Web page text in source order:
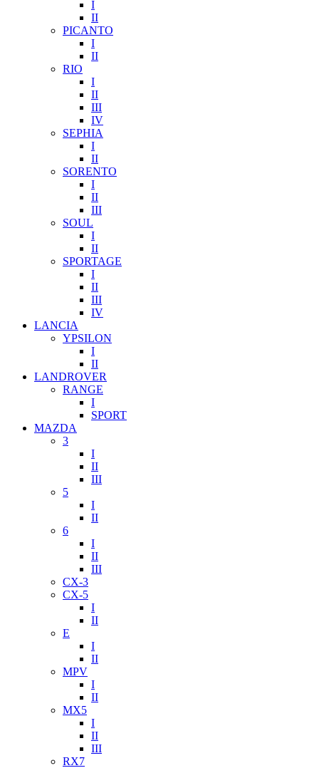
I
II
PICANTO
I
II
RIO
I
II
III
IV
SEPHIA
I
II
SORENTO
I
II
III
SOUL
I
II
SPORTAGE
I
II
III
IV
LANCIA
YPSILON
I
II
LANDROVER
RANGE
I
SPORT
MAZDA
3
I
II
III
5
I
II
6
I
II
III
CX-3
CX-5
I
II
E
I
II
MPV
I
II
MX5
I
II
III
RX7